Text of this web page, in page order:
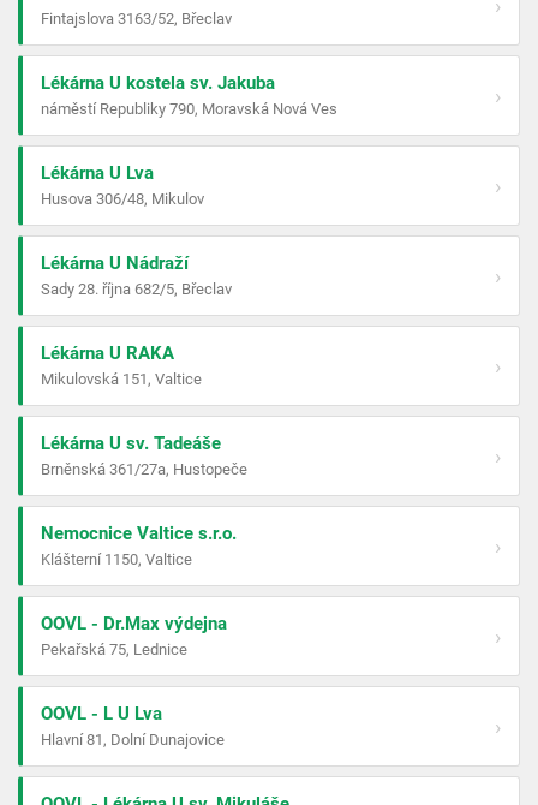
Fintajslova 3163/52, Břeclav
›
Lékárna U kostela sv. Jakuba
náměstí Republiky 790, Moravská Nová Ves
›
Lékárna U Lva
Husova 306/48, Mikulov
›
Lékárna U Nádraží
Sady 28. října 682/5, Břeclav
›
Lékárna U RAKA
Mikulovská 151, Valtice
›
Lékárna U sv. Tadeáše
Brněnská 361/27a, Hustopeče
›
Nemocnice Valtice s.r.o.
Klášterní 1150, Valtice
›
OOVL - Dr.Max výdejna
Pekařská 75, Lednice
›
OOVL - L U Lva
Hlavní 81, Dolní Dunajovice
›